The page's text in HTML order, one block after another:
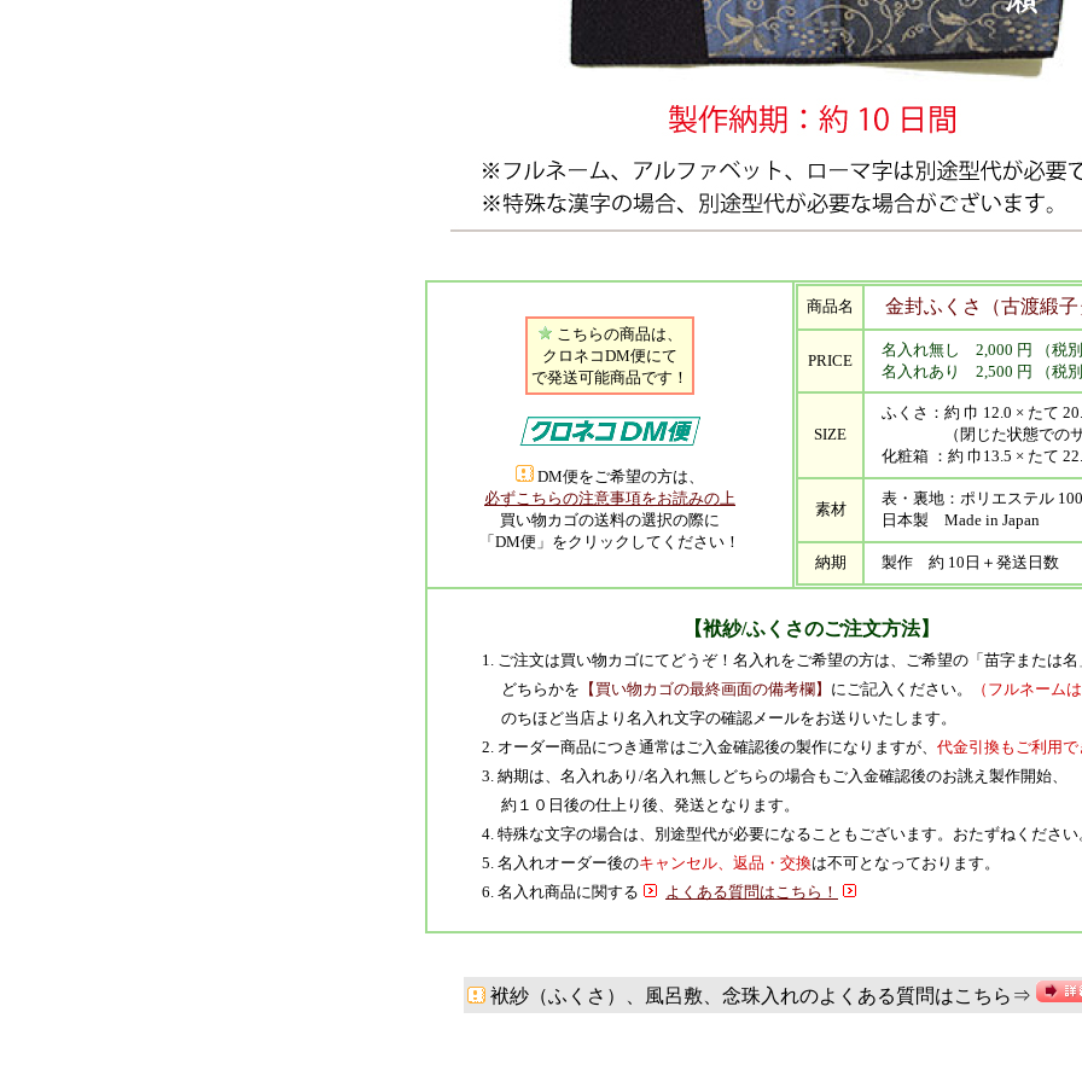
こちらの商品は、
クロネコDM便にて
で発送可能商品です！
DM便をご希望の方は、
必ずこちらの注意事項をお読みの上
買い物カゴの送料の選択の際に
「DM便」をクリックしてください！
商品名 金封ふくさ（古渡緞子
PRICE
名入れ無し 2,000 円 （税
名入れあり 2,500 円 （税
SIZE
ふくさ：約 巾 12.0 × たて
（閉じた状態でのサ
化粧箱 ：約 巾13.5 × たて
素材
表・裏地：ポリエステル
日本製 Made in Japan
納期 製作 約 10日＋発送日数
【袱紗/ふくさのご注文方法】
1. ご注文は買い物カゴにてどうぞ！名入れをご希望の方は、ご希望の「苗字または名
どちらかを 【買い物カゴの最終画面の備考欄】 にご記入ください。
（フルネーム
のちほど当店より名入れ文字の確認メールをお送りいたします。
2. オーダー商品につき通常はご入金確認後の製作になりますが、 代金引換もご利用
3. 納期は、名入れあり/名入れ無しどちらの場合もご入金確認後のお誂え製作開始、
約１０日後の仕上り後、発送となります。
4. 特殊な文字の場合は、別途型代が必要になることもございます。おたずねください
5. 名入れオーダー後のキャンセル、返品・交換は不可となっております。
6. 名入れ商品に関する
よくある質問はこちら！
袱紗（ふくさ）、風呂敷、念珠入れのよくある質問はこちら⇒